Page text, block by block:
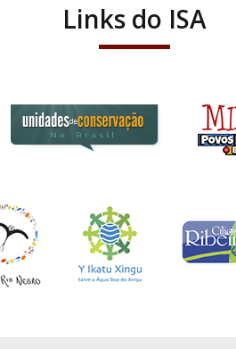
Links do ISA